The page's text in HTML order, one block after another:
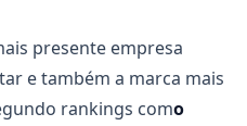
presente empresa
e também a marca mais
rankings como